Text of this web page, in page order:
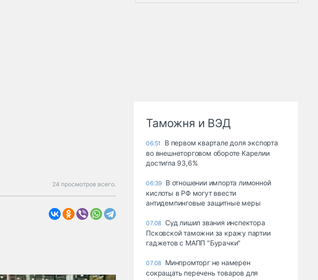
24 просмотров всего.
Таможня и ВЭД
06:51
В первом квартале доля экспорта
во внешнеторговом обороте Карелии
достигла 93,6%
06:39 В отношении импорта лимонной
кислоты в РФ могут ввести
антидемпинговые защитные меры
07.08 Суд лишил звания инспектора
Псковской таможни за кражу партии
гаджетов с МАПП "Бурачки"
07.08 Минпромторг не намерен
сокращать перечень товаров для